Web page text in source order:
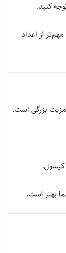
کنید.
از اعداد
بزرگی است.
کپسول.
بهتر است.